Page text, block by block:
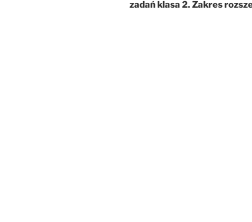
zadań klasa 2. Zakres